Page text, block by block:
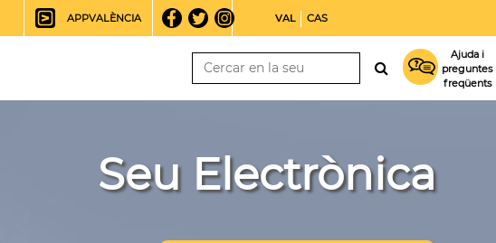
APPVALÈNCIA VAL CAS
Ajuda i
preguntes
freqüents
Seu Electrònica